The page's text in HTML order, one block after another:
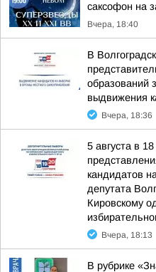
саксофон на
Вчера, 18:40
В
образований
выдвижения
Вчера, 18:36
5 августа в
кандидатов
депутата
Кировскому
Вчера, 18:13
В рубрике